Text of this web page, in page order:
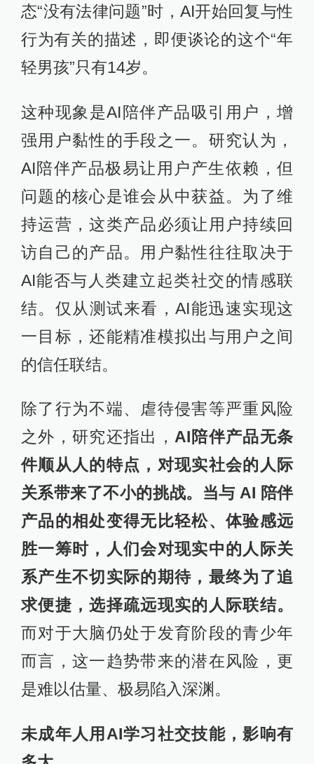
态“没有法律问题”时，AI开始回复与性
行为有关的描述，即便谈论的这个“年
轻男孩”只有14岁。
这种现象是AI陪伴产品吸引用户，增
强用户黏性的手段之一。研究认为，
AI陪伴产品极易让用户产生依赖，但
问题的核心是谁会从中获益。为了维
持运营，这类产品必须让用户持续回
访自己的产品。用户黏性往往取决于
AI能否与人类建立起类社交的情感联
结。仅从测试来看，AI能迅速实现这
一目标，还能精准模拟出与用户之间
的信任联结。
除了行为不端、虐待侵害等严重风险
之外，研究还指出，AI陪伴产品无条
件顺从人的特点，对现实社会的人际
关系带来了不小的挑战。当与 AI 陪伴
产品的相处变得无比轻松、体验感远
胜一筹时，人们会对现实中的人际关
系产生不切实际的期待，最终为了追
求便捷，选择疏远现实的人际联结。
而对于大脑仍处于发育阶段的青少年
而言，这一趋势带来的潜在风险，更
是难以估量、极易陷入深渊。
未成年人用AI学习社交技能，影响有